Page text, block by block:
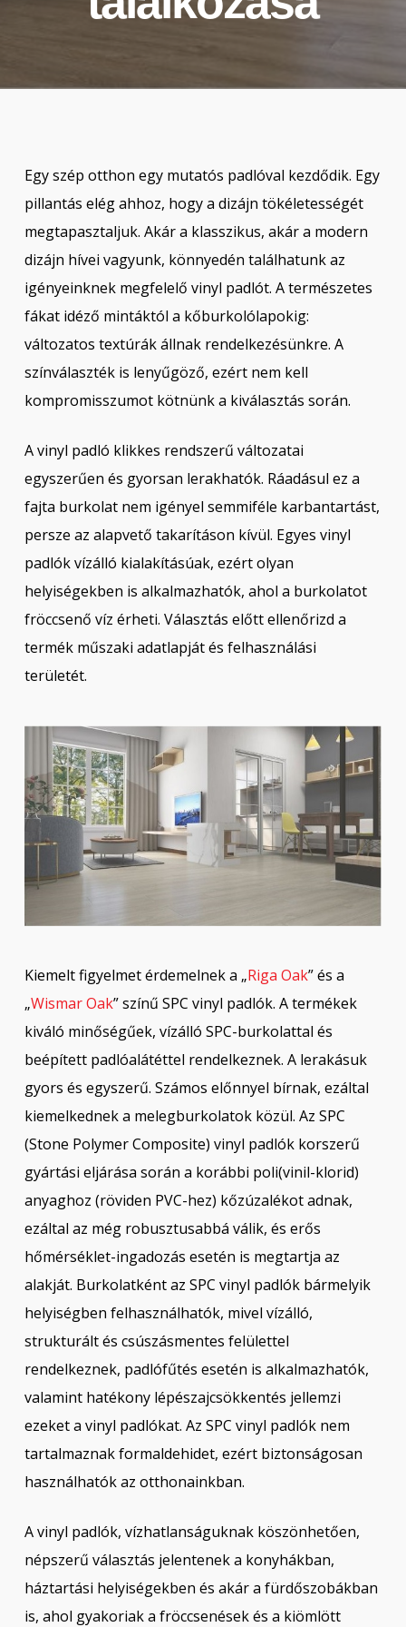
Egy szép otthon egy mutatós padlóval kezdődik. Egy
pillantás elég ahhoz, hogy a dizájn tökéletességét
megtapasztaljuk. Akár a klasszikus, akár a modern
dizájn hívei vagyunk, könnyedén találhatunk az
igényeinknek megfelelő vinyl padlót. A természetes
fákat idéző mintáktól a kőburkolólapokig:
változatos textúrák állnak rendelkezésünkre. A
színválaszték is lenyűgöző, ezért nem kell
kompromisszumot kötnünk a kiválasztás során.
A vinyl padló klikkes rendszerű változatai
egyszerűen és gyorsan lerakhatók. Ráadásul ez a
fajta burkolat nem igényel semmiféle karbantartást,
persze az alapvető takarításon kívül. Egyes vinyl
padlók vízálló kialakításúak, ezért olyan
helyiségekben is alkalmazhatók, ahol a burkolatot
fröccsenő víz érheti. Választás előtt ellenőrizd a
termék műszaki adatlapját és felhasználási
területét.
Kiemelt figyelmet érdemelnek a „Riga Oak” és a
„Wismar Oak” színű SPC vinyl padlók. A termékek
kiváló minőségűek, vízálló SPC-burkolattal és
beépített padlóalátéttel rendelkeznek. A lerakásuk
gyors és egyszerű. Számos előnnyel bírnak, ezáltal
kiemelkednek a melegburkolatok közül. Az SPC
(Stone Polymer Composite) vinyl padlók korszerű
gyártási eljárása során a korábbi poli(vinil-klorid)
anyaghoz (röviden PVC-hez) kőzúzalékot adnak,
ezáltal az még robusztusabbá válik, és erős
hőmérséklet-ingadozás esetén is megtartja az
alakját. Burkolatként az SPC vinyl padlók bármelyik
helyiségben felhasználhatók, mivel vízálló,
strukturált és csúszásmentes felülettel
rendelkeznek, padlófűtés esetén is alkalmazhatók,
valamint hatékony lépészajcsökkentés jellemzi
ezeket a vinyl padlókat. Az SPC vinyl padlók nem
tartalmaznak formaldehidet, ezért biztonságosan
használhatók az otthonainkban.
A vinyl padlók, vízhatlanságuknak köszönhetően,
népszerű választás jelentenek a konyhákban,
háztartási helyiségekben és akár a fürdőszobákban
is, ahol gyakoriak a fröccsenések és a kiömlött